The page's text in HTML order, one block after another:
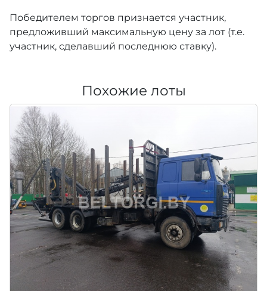
Победителем торгов признается участник,
предложивший максимальную цену за лот (т.е.
участник, сделавший последнюю ставку).
Похожие лоты